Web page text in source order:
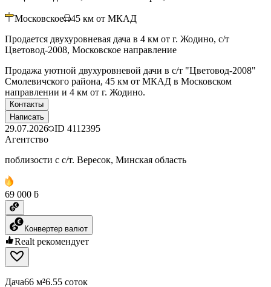
Московское 45 км от МКАД
Продается двухуровневая дача в 4 км от г. Жодино, с/т
Цветовод-2008, Московское направление
Продажа уютной двухуровневой дачи в с/т "Цветовод-2008"
Смолевичского района, 45 км от МКАД в Московском
направлении и 4 км от г. Жодино.
Контакты
Написать
29.07.2026 ID 4112395
Агентство
поблизости с с/т. Вересок, Минская область
69 000 ƃ
Конвертер валют
Realt рекомендует
Дача66 м²6.55 соток